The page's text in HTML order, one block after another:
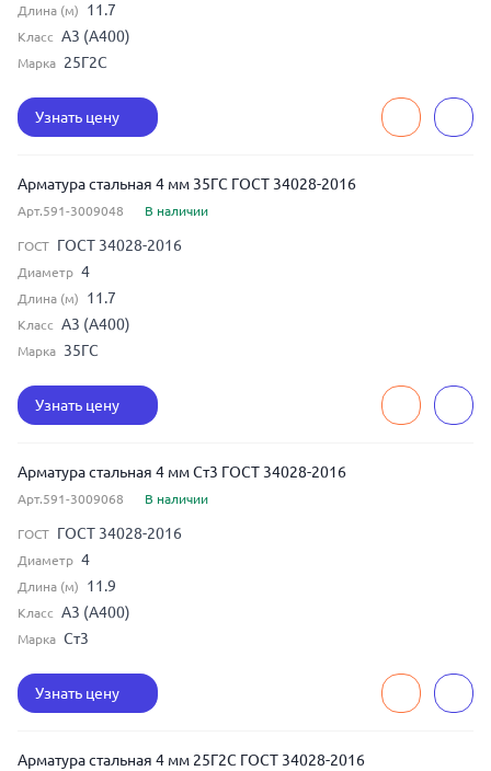
Длина (м) 11.7
Класс А3 (А400)
Марка 25Г2С
Узнать цену
Арматура стальная 4 мм 35ГС ГОСТ 34028-2016
Арт.591-3009048 В наличии
ГОСТ ГОСТ 34028-2016
Диаметр 4
Длина (м) 11.7
Класс А3 (А400)
Марка 35ГС
Узнать цену
Арматура стальная 4 мм Ст3 ГОСТ 34028-2016
Арт.591-3009068 В наличии
ГОСТ ГОСТ 34028-2016
Диаметр 4
Длина (м) 11.9
Класс А3 (А400)
Марка Ст3
Узнать цену
Арматура стальная 4 мм 25Г2С ГОСТ 34028-2016